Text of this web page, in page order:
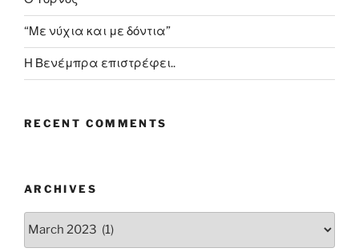
“Με νύχια και με δόντια”
Η Βενέμπρα επιστρέφει..
RECENT COMMENTS
ARCHIVES
Archives